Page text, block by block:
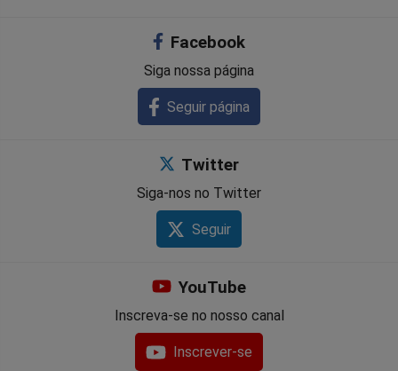
Facebook
Siga nossa página
Seguir página
Twitter
Siga-nos no Twitter
Seguir
YouTube
Inscreva-se no nosso canal
Inscrever-se